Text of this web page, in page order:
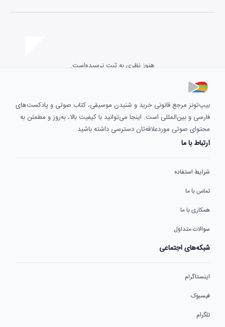
هنوز نظری به ثبت نرسیده‌است.
بیپ‌تونز مرجع قانونی خرید و شنیدن موسیقی، کتاب صوتی و پادکست‌های
فارسی و بین‌المللی است. اینجا می‌توانید با کیفیت بالا، به‌روز و مطمئن به
محتوای صوتی موردعلاقه‌تان دسترسی داشته باشید.
ارتباط با ما
شرایط استفاده
تماس با ما
همکاری با ما
سوالات متداول
شبکه‌های اجتماعی
اینستاگرام
فیسبوک
تلگرام